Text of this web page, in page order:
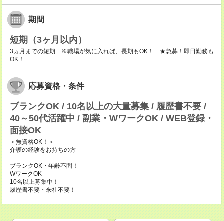
期間
短期（3ヶ月以内）
3ヵ月までの短期 ※職場が気に入れば、長期もOK！ ★急募！即日勤務も
OK！
応募資格・条件
ブランクOK / 10名以上の大量募集 / 履歴書不要 /
40～50代活躍中 / 副業・WワークOK / WEB登録・
面接OK
＜無資格OK！＞
介護の経験をお持ちの方
ブランクOK・年齢不問！
WワークOK
10名以上募集中！
履歴書不要・来社不要！